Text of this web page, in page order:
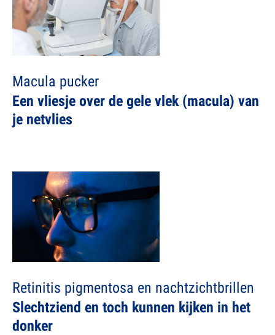
Macula pucker
Een vliesje over de gele vlek (macula) van
je netvlies
Retinitis pigmentosa en nachtzichtbrillen
Slechtziend en toch kunnen kijken in het
donker